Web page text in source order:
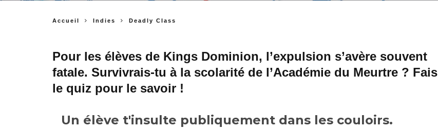
Accueil Indies Deadly Class
Pour les élèves de Kings Dominion, l’expulsion s’avère souvent
fatale. Survivrais-tu à la scolarité de l’Académie du Meurtre ? Fais
le quiz pour le savoir !
Un élève t'insulte publiquement dans les couloirs.